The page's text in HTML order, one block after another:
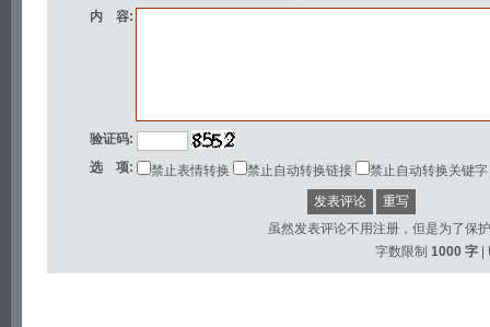
内 容:
验证码:
选 项:
禁止表情转换 禁止自动转换链接 禁止自动转换关键字
虽然发表评论不用注册，但是为了保
字数限制 1000 字